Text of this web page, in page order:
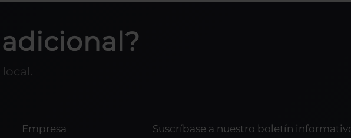
Empresa Suscríbase a nuestro boletín